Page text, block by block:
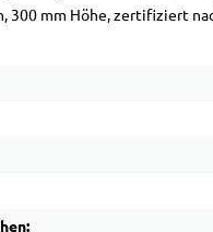
300 mm Höhe, zertifiziert